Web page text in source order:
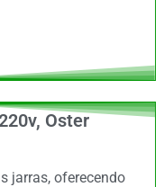
Oster
jarras, oferecendo